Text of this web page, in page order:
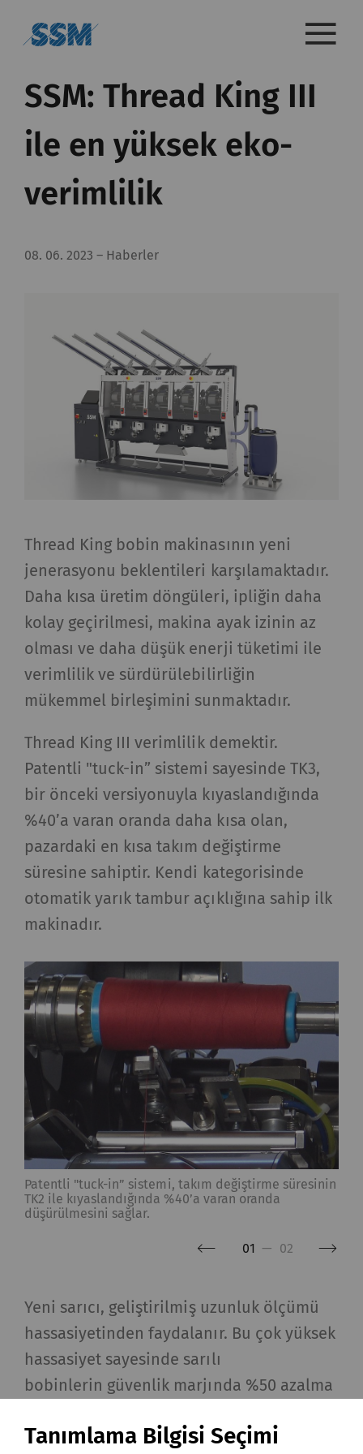
SSM: Thread King III
ile en yüksek eko-
verimlilik
08. 06. 2023– Haberler
Thread King bobin makinasının yeni
jenerasyonu beklentileri karşılamaktadır.
Daha kısa üretim döngüleri, ipliğin daha
kolay geçirilmesi, makina ayak izinin az
olması ve daha düşük enerji tüketimi ile
verimlilik ve sürdürülebilirliğin
mükemmel birleşimini sunmaktadır.
Thread King III verimlilik demektir.
Patentli "tuck-in” sistemi sayesinde TK3,
bir önceki versiyonuyla kıyaslandığında
%40’a varan oranda daha kısa olan,
pazardaki en kısa takım değiştirme
süresine sahiptir. Kendi kategorisinde
otomatik yarık tambur açıklığına sahip ilk
makinadır.
Patentli "tuck-in” sistemi, takım değiştirme süresinin
TK2 ile kıyaslandığında %40’a varan oranda
düşürülmesini sağlar.
01 — 02
Yeni sarıcı, geliştirilmiş uzunluk ölçümü
hassasiyetinden faydalanır. Bu çok yüksek
hassasiyet sayesinde sarılı
bobinlerin güvenlik marjında %50 azalma
tasarruf sağlanır.
Tanımlama Bilgisi Seçimi